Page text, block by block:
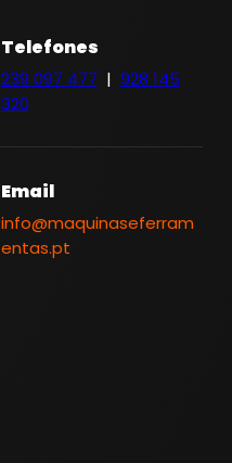
Telefones
239 097 477 | 928 145
320
Email
info@maquinaseferram
entas.pt